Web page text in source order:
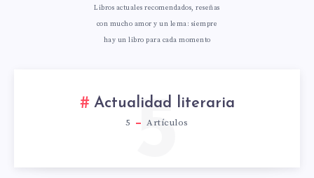
Libros actuales recomendados, reseñas
con mucho amor y un lema: siempre
hay un libro para cada momento
Actualidad literaria
5 Artículos
5